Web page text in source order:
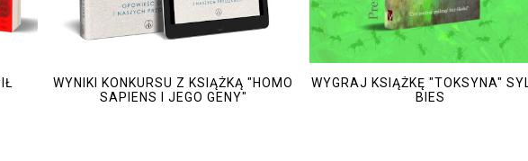
WYNIKI KONKURSU Z KSIĄŻKĄ "HOMO
SAPIENS I JEGO GENY"
WYGRAJ KSIĄŻKĘ "TOKSYNA"
BIES